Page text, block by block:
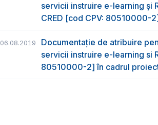
servicii instruire e-learning și
CRED [cod CPV: 80510000-
06.08.2019
Documentație de atribuire
servicii instruire e-learning si
80510000-2] în cadrul